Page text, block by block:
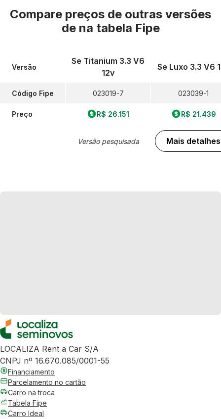
Compare preços de outras versões
de na tabela Fipe
Versão
Código Fipe
Preço
Se Titanium 3.3 V6
12v
023019-7
R$ 26.151
Versão pesquisada
Se Luxo 3.3 V6
023039-1
R$ 21.439
Mais detalhes
LOCALIZA Rent a Car S/A
CNPJ nº 16.670.085/0001-55
Financiamento
Parcelamento no cartão
Carro na troca
Tabela Fipe
Carro Ideal